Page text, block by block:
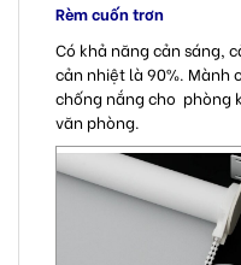
Rèm cuốn trơn
Có khả năng cản sáng,
cản nhiệt là 90%. Mành
chống nắng cho phòng
văn phòng.